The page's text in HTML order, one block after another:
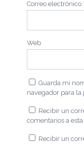
Correo electrónico *
Web
Guarda mi
navegador para
Recibir un
comentarios a
Recibir un